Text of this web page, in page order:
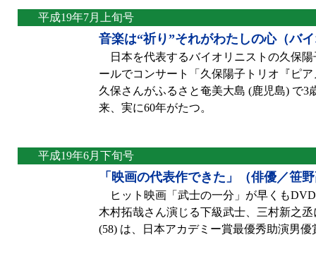
平成19年7月上旬号
音楽は“祈り”それがわたしの心（バ
日本を代表するバイオリニストの久保陽
ールでコンサート「久保陽子トリオ『ピ
久保さんがふるさと奄美大島 (鹿児島) で
来、実に60年がたつ。
平成19年6月下旬号
「映画の代表作できた」（俳優／笹
ヒット映画「武士の一分」が早くも
木村拓哉さん演じる下級武士、三村新之
(58) は、日本アカデミー賞最優秀助演男優